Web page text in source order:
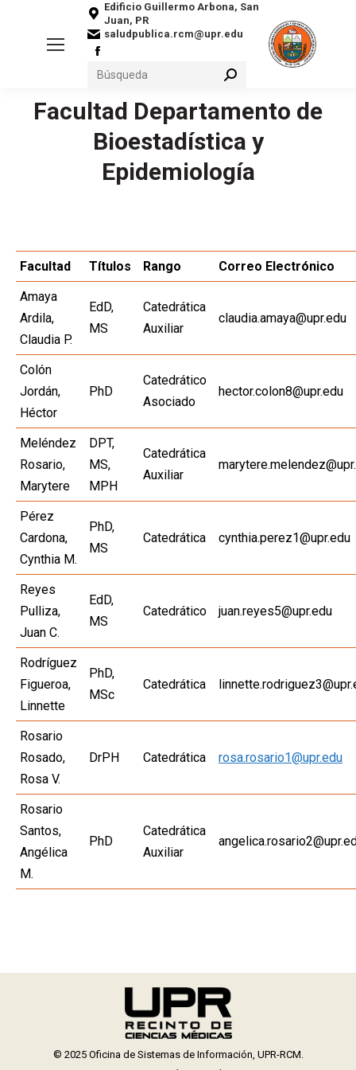
Edificio Guillermo Arbona, San
Juan, PR
saludpublica.rcm@upr.edu
Facebook
page
opens
in
new
window
Search:
Facultad Departamento de
Bioestadística y
Epidemiología
You are here:
Facultad Títulos Rango
Correo Electrónico
Amaya
Ardila,
Claudia P.
EdD,
MS
Catedrática
Auxiliar
claudia.amaya@upr.edu
Colón
Jordán,
Héctor
PhD
Catedrático
Asociado
hector.colon8@upr.edu
Meléndez
Rosario,
Marytere
DPT,
MS,
MPH
Catedrática
Auxiliar
Pérez
Cardona,
Cynthia M.
PhD,
MS
Catedrática cynthia.perez1@upr.edu
Reyes
Pulliza,
Juan C.
EdD,
MS
Catedrático juan.reyes5@upr.edu
Rodríguez
Figueroa,
Linnette
PhD,
MSc
Catedrática
Rosario
Rosado,
Rosa V.
DrPH Catedrática rosa.rosario1@upr.edu
Rosario
Santos,
Angélica
M.
PhD
Catedrática
Auxiliar
© 2025 Oficina de Sistemas de Información, UPR-RCM.